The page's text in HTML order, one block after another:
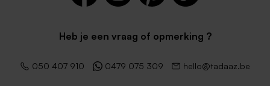
Heb je een vraag of opmerking ?
050 407 910 0479 075 309 hello@tadaaz.be